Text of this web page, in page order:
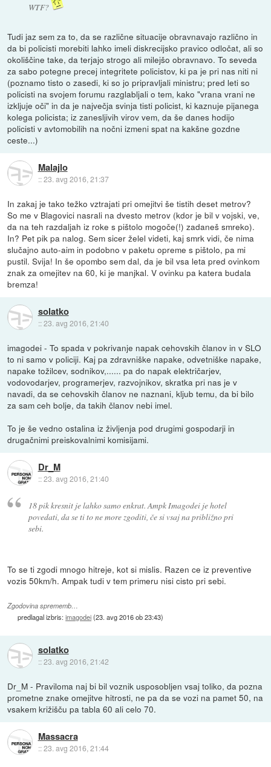
WTF?
Tudi jaz sem za to, da se različne situacije obravnavajo različno in
da bi policisti morebiti lahko imeli diskrecijsko pravico odločat, ali so
okoliščine take, da terjajo strogo ali milejšo obravnavo. To seveda
za sabo potegne precej integritete policistov, ki pa je pri nas niti ni
(poznamo tisto o zasedi, ki so jo pripravljali ministru; pred leti so
policisti na svojem forumu razglabljali o tem, kako "vrana vrani ne
izkljuje oči" in da je največja svinja tisti policist, ki kaznuje pijanega
kolega policista; iz zanesljivih virov vem, da še danes hodijo
policisti v avtomobilih na nočni izmeni spat na kakšne gozdne
ceste...)
Malajlo
::23. avg 2016, 21:37
In zakaj je tako težko vztrajati pri omejitvi še tistih deset metrov?
So me v Blagovici nasrali na dvesto metrov (kdor je bil v vojski, ve,
da na teh razdaljah iz roke s pištolo mogoče(!) zadaneš smreko).
In? Pet pik pa nalog. Sem sicer želel videti, kaj smrk vidi, če nima
slučajno auto-aim in podobno v paketu opreme s pištolo, pa mi
pustil. Svija! In še opombo sem dal, da je bil vsa leta pred ovinkom
znak za omejitev na 60, ki je manjkal. V ovinku pa katera budala
bremza!
solatko
::23. avg 2016, 21:40
imagodei - To spada v pokrivanje napak cehovskih članov in v SLO
to ni samo v policiji. Kaj pa zdravniške napake, odvetniške napake,
napake tožilcev, sodnikov,...... pa do napak električarjev,
vodovodarjev, programerjev, razvojnikov, skratka pri nas je v
navadi, da se cehovskih članov ne naznani, kljub temu, da bi bilo
za sam ceh bolje, da takih članov nebi imel.
To je še vedno ostalina iz življenja pod drugimi gospodarji in
drugačnimi preiskovalnimi komisijami.
Dr_M
::23. avg 2016, 21:40
18 pik kresnit je lahko samo enkrat. Ampk Imagodei je hotel
povedati, da se ti to ne more zgoditi, če si vsaj na približno pri
sebi.
To se ti zgodi mnogo hitreje, kot si mislis. Razen ce iz preventive
vozis 50km/h. Ampak tudi v tem primeru nisi cisto pri sebi.
Zgodovina sprememb…
predlagal izbris:imagodei(23. avg 2016 ob 23:43)
solatko
::23. avg 2016, 21:42
Dr_M - Praviloma naj bi bil voznik usposobljen vsaj toliko, da pozna
prometne znake omejitve hitrosti, ne pa da se vozi na pamet 50, na
vsakem križišču pa tabla 60 ali celo 70.
Massacra
::23. avg 2016, 21:44